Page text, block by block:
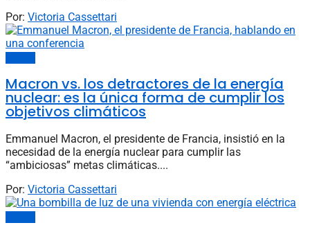
Por: Victoria Cassettari
Macron vs. los detractores de la energía
nuclear: es la única forma de cumplir los
objetivos climáticos
Emmanuel Macron, el presidente de Francia, insistió en la
necesidad de la energía nuclear para cumplir las
“ambiciosas” metas climáticas....
Por: Victoria Cassettari